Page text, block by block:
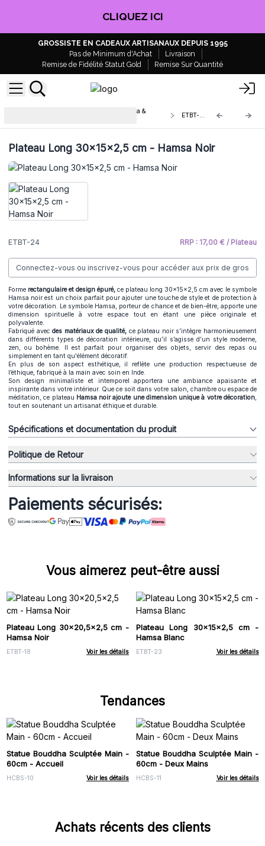
CLIQUEZ ICI
GROSSISTE EN CADEAUX ARTISANAUX DEPUIS 1995
Pas de Minimum d'Achat
Livraison
Remise de Fidélité Statut Gold
Remise Sur Quantité
Boîtes et Plateaux en Bois Bouddha &
ETBT-24
Plateau Long 30x15x2,5 cm - Hamsa Noir
ETBT-24 RRP : 17,00 € / Plateau
Connectez-vous ou inscrivez-vous pour accéder aux prix de gros
Forme rectangulaire et design épuré, ce plateau long 30x15x2,5 cm avec le symbole
Hamsa noir est un choix parfait pour ajouter une touche de style et de protection à
votre décoration. Le symbole Hamsa, porteur de chance et de bien-être, apporte une
dimension spirituelle à votre espace tout en étant une pièce originale et
polyvalente.
Fabriqué avecdes matériaux de qualité, ce plateau noir s’intègre harmonieusement
dans différents types de décoration intérieure, qu’il s’agisse d’un style moderne,
zen, ou bohème. Il est parfait pour organiser des objets, servir des repas ou
simplement en tant qu'élément décoratif.
En plus de son aspect esthétique, il reflète une production respectueuse de
l’éthique, fabriqué à la main avec soin en Inde.
Son design minimaliste et intemporel apportera une ambiance apaisante et
inspirante dans votre intérieur. Que ce soit dans votre salon, chambre ou espace de
méditation, ce plateau Hamsa noir ajoute une dimension unique à votre décoration,
tout en soutenant un artisanat éthique et durable.
Spécifications et documentation du produit
Politique de Retour
Informations sur la livraison
Paiements sécurisés:
Vous aimerez peut-être aussi
Plateau Long 30x20,5x2,5 cm -
Hamsa Noir
ETBT-18 Voir les détails
Plateau Long 30x15x2,5 cm -
Hamsa Blanc
ETBT-23 Voir les détails
Tendances
Statue Bouddha Sculptée Main -
60cm - Accueil
HCBS-10 Voir les détails
Statue Bouddha Sculptée Main -
60cm - Deux Mains
HCBS-11 Voir les détails
Achats récents des clients